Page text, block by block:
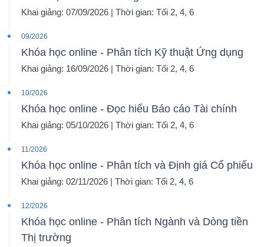
Khai giảng: 07/09/2026 | Thời gian: Tối 2, 4, 6
09/2026
Khóa học online - Phân tích Kỹ thuật Ứng dụng
Khai giảng: 16/09/2026 | Thời gian: Tối 2, 4, 6
10/2026
Khóa học online - Đọc hiểu Báo cáo Tài chính
Khai giảng: 05/10/2026 | Thời gian: Tối 2, 4, 6
11/2026
Khóa học online - Phân tích và Định giá Cổ phiếu
Khai giảng: 02/11/2026 | Thời gian: Tối 2, 4, 6
12/2026
Khóa học online - Phân tích Ngành và Dòng tiền
Thị trường